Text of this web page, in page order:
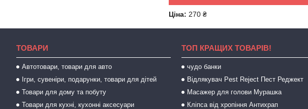
Ціна: 270 ₴
ТОВАРИ
Автотовари, товари для авто
Ігри, сувеніри, подарунки, товари для дітей
Товари для дому та побуту
Товари для кухні, кухонні аксесуари
ТОП КРАЩИХ ТОВАРІВ!
чудо банки
Відлякувач Pest Reject Пест Реджект
Масажер для голови Мурашка
Кліпса від хропіння Антихрап